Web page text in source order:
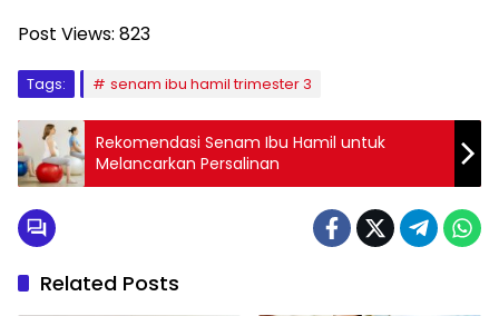
Post Views: 823
Tags: senam ibu hamil trimester 3
Rekomendasi Senam Ibu Hamil untuk
Melancarkan Persalinan
Related Posts